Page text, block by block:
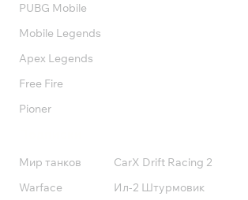
PUBG Mobile
Mobile Legends
Apex Legends
Free Fire
Pioner
Мир танков
Warface
CarX Drift Racing 2
Ил-2 Штурмовик